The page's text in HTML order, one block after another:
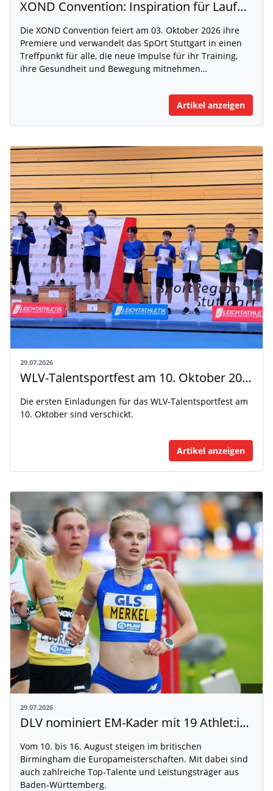
XOND Convention: Inspiration für Laufen, Fitness und Gesundheit
Die XOND Convention feiert am 03. Oktober 2026 ihre
Premiere und verwandelt das SpOrt Stuttgart in einen
Treffpunkt für alle, die neue Impulse für ihr Training,
ihre Gesundheit und Bewegung mitnehmen…
Artikel anzeigen
29.07.2026
WLV-Talentsportfest am 10. Oktober 2026
Die ersten Einladungen für das WLV-Talentsportfest am
10. Oktober sind verschickt.
Artikel anzeigen
29.07.2026
DLV nominiert EM-Kader mit 19 Athlet:innen aus Baden-Württemberg
Vom 10. bis 16. August steigen im britischen
Birmingham die Europameisterschaften. Mit dabei sind
auch zahlreiche Top-Talente und Leistungsträger aus
Baden-Württemberg.